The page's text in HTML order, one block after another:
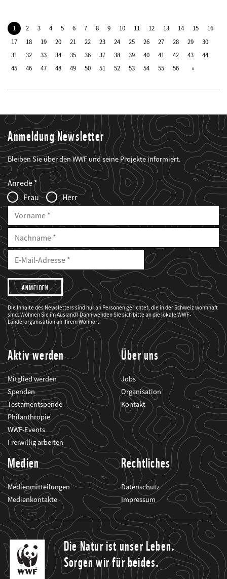
1 2 3 4 5 6 7 8 9 10 11 12 13 14 15
16
17
18 19 20 21 22 23 24 25 26 27 28 29
30
31
32 33 34 35 36 37 38 39 40 41 42 43
44
45
46 47 48 49 50 51 52 53 54 55 56
Anmeldung Newsletter
Bleiben Sie über den WWF und seine Projekte informiert.
Web2Case
Infofelder
Fieldset
anrede_name
Anrede
Frau
Herr
Vorname
Nachname
E-
Mailadresse
E-
Adresse
Ich
möchte,
dass
der
WWF
mich
über
seine
Projekte
informiert.
Die Inhalte des Newsletters sind nur an Personen gerichtet, die in der Schweiz wohnhaft
sind. Wohnen Sie im Ausland? Dann wenden Sie sich bitte an die lokale WWF-
Länderorganisation an Ihrem Wohnort.
Aktiv werden
Mitglied werden
Spenden
Testamentspende
Philanthropie
WWF-Events
Freiwillig arbeiten
Über uns
Jobs
Organisation
Kontakt
Medien
Medienmitteilungen
Medienkontakte
Rechtliches
Datenschutz
Impressum
Die Natur ist unser Leben.
Sorgen wir für beides.